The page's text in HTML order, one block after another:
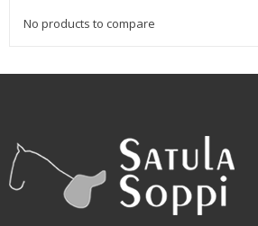
No products to compare